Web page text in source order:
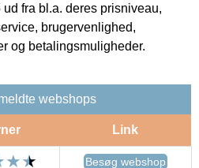
fra bl.a. deres prisniveau,
brugervenlighed,
og betalingsmuligheder.
webshops
Link
Besøg webshop